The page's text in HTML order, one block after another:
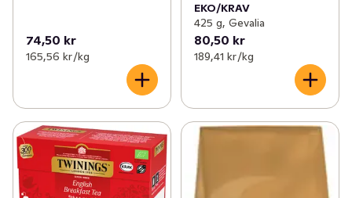
74,50 kr
165,56 kr /kg
EKO/KRAV
425 g, Gevalia
80,50 kr
189,41 kr /kg